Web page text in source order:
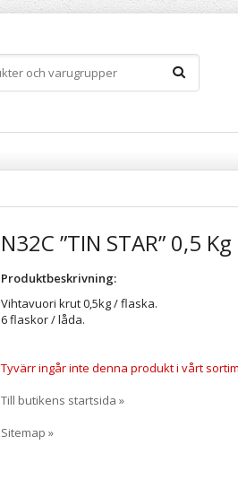
N32C ”TIN STAR” 0,5 Kg
Produktbeskrivning:
Vihtavuori krut 0,5kg / flaska.
6 flaskor / låda.
Tyvärr ingår inte denna produkt i vårt
Till butikens startsida »
Sitemap »